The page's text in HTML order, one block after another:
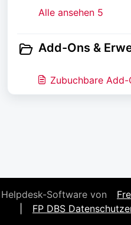
Alle ansehen 5
Add-Ons &
Zubuchbare Add-
Helpdesk-Software von
FP DBS